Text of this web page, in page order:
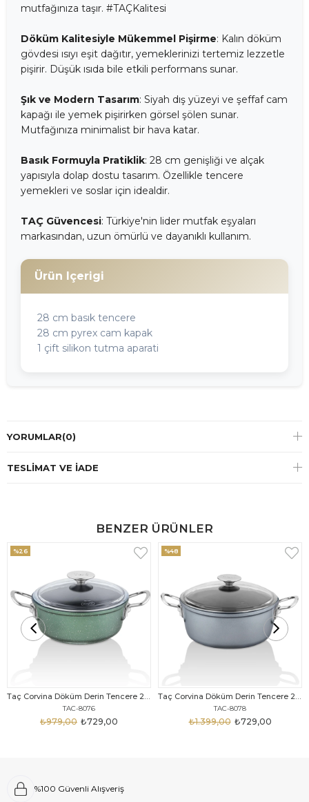
mutfağınıza taşır. #TAÇKalitesi
Döküm Kalitesiyle Mükemmel Pişirme: Kalın döküm
gövdesi ısıyı eşit dağıtır, yemeklerinizi tertemiz lezzetle
pişirir. Düşük ısıda bile etkili performans sunar.
Şık ve Modern Tasarım: Siyah dış yüzeyi ve şeffaf cam
kapağı ile yemek pişirirken görsel şölen sunar.
Mutfağınıza minimalist bir hava katar.
Basık Formuyla Pratiklik: 28 cm genişliği ve alçak
yapısıyla dolap dostu tasarım. Özellikle tencere
yemekleri ve soslar için idealdir.
TAÇ Güvencesi: Türkiye'nin lider mutfak eşyaları
markasından, uzun ömürlü ve dayanıklı kullanım.
Ürün Içerigi
28 cm basık tencere
28 cm pyrex cam kapak
1 çift silikon tutma aparati
YORUMLAR(0)
TESLIMAT VE İADE
BENZER ÜRÜNLER
Taç Corvina Döküm Derin Tencere 20 Cm Haki
TAC-8076
₺729,00
₺979,00
%26
Taç Corvina Döküm Derin Tencere 20 Cm Gri
TAC-8078
₺729,00
₺1.399,00
%48
%100 Güvenli Alışveriş